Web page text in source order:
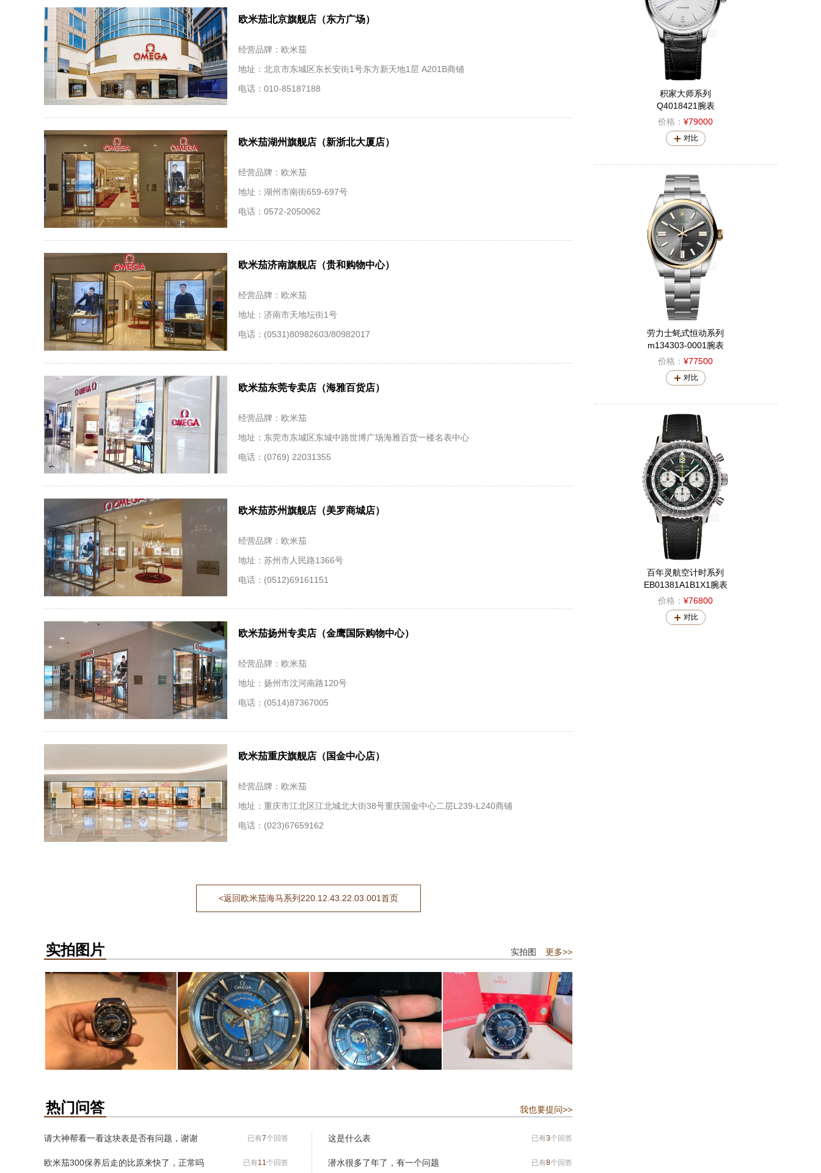
欧米茄北京旗舰店（东方广场）
经营品牌：欧米茄
地址：北京市东城区东长安街1号东方新天地1层 A201B商铺
电话：010-85187188
欧米茄湖州旗舰店（新浙北大厦店）
经营品牌：欧米茄
地址：湖州市南街659-697号
电话：0572-2050062
欧米茄济南旗舰店（贵和购物中心）
经营品牌：欧米茄
地址：济南市天地坛街1号
电话：(0531)80982603/80982017
欧米茄东莞专卖店（海雅百货店）
经营品牌：欧米茄
地址：东莞市东城区东城中路世博广场海雅百货一楼名表中心
电话：(0769) 22031355
欧米茄苏州旗舰店（美罗商城店）
经营品牌：欧米茄
地址：苏州市人民路1366号
电话：(0512)69161151
欧米茄扬州专卖店（金鹰国际购物中心）
经营品牌：欧米茄
地址：扬州市汶河南路120号
电话：(0514)87367005
欧米茄重庆旗舰店（国金中心店）
经营品牌：欧米茄
地址：重庆市江北区江北城北大街38号重庆国金中心二层L239-L240商铺
电话：(023)67659162
<返回欧米茄海马系列220.12.43.22.03.001首页
实拍图片 实拍图 更多>>
热门问答 我也要提问>>
请大神帮看一看这块表是否有问题，谢谢 已有7个回答
欧米茄300保养后走的比原来快了，正常吗 已有11个回答
这是什么表 已有3个回答
潜水很多了年了，有一个问题 已有8个回答
积家大师系列
Q4018421腕表
价格： ¥79000
对比
劳力士蚝式恒动系列
m134303-0001腕表
价格： ¥77500
对比
百年灵航空计时系列
EB01381A1B1X1腕表
价格： ¥76800
对比